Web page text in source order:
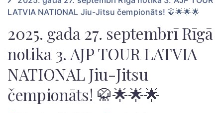
LATVIA NATIONAL Jiu-Jitsu čempionāts! 🥋🌟🌟🌟
2025. gada 27. septembrī Rīgā
notika 3. AJP TOUR LATVIA
NATIONAL Jiu-Jitsu
čempionāts! 🥋🌟🌟🌟